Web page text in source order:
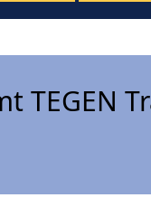
TEGEN